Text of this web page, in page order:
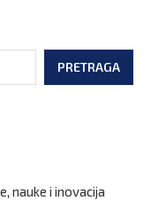
PRETRAGA
nauke i inovacija